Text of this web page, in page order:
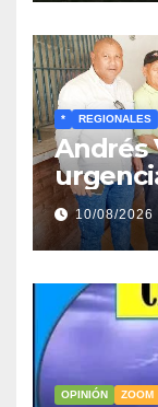
* REGIONALES
Andrés
«Sin
habrá
10/08/2026
OPINIÓN ZOOM